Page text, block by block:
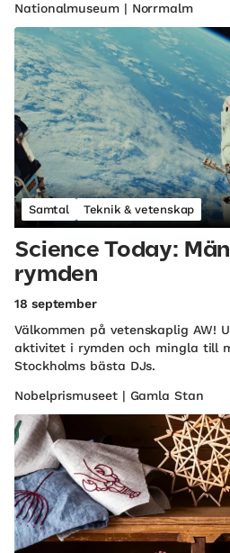
Nationalmuseum | Norrmalm
Samtal Teknik & vetenskap
Science Today:
rymden
18 september
Välkommen på vetenskaplig AW!
aktivitet i rymden och mingla till
Stockholms bästa DJs.
Nobelprismuseet | Gamla Stan